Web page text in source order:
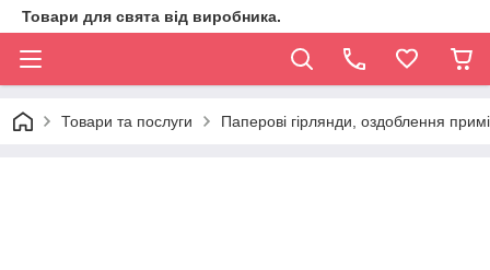
Товари для свята від виробника.
Товари та послуги Паперові гірлянди, оздоблення